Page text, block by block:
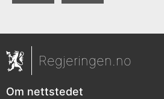
Regjeringen.no
Om nettstedet